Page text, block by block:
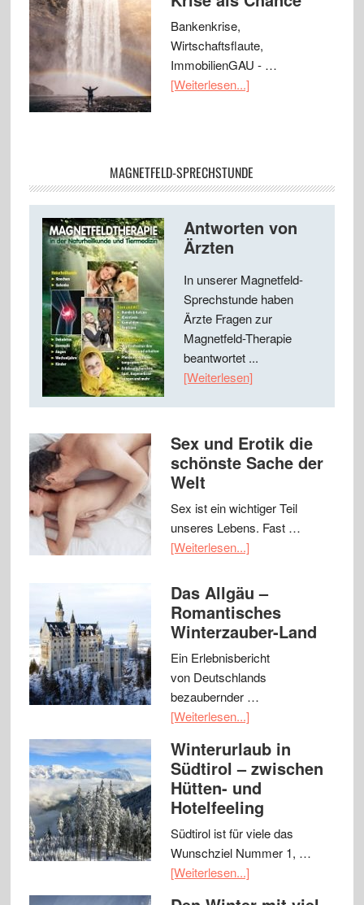
Bankenkrise,
Wirtschaftsflaute,
ImmobilienGAU - …
[Weiterlesen...]
MAGNETFELD-SPRECHSTUNDE
Antworten von
Ärzten
In unserer Magnetfeld-
Sprechstunde haben
Ärzte Fragen zur
Magnetfeld-Therapie
beantwortet ...
[Weiterlesen]
Sex und Erotik die
schönste Sache der
Welt
Sex ist ein wichtiger Teil
unseres Lebens. Fast …
[Weiterlesen...]
Das Allgäu –
Romantisches
Winterzauber-Land
Ein Erlebnisbericht
von Deutschlands
bezaubernder …
[Weiterlesen...]
Winterurlaub in
Südtirol – zwischen
Hütten- und
Hotelfeeling
Südtirol ist für viele das
Wunschziel Nummer 1, …
[Weiterlesen...]